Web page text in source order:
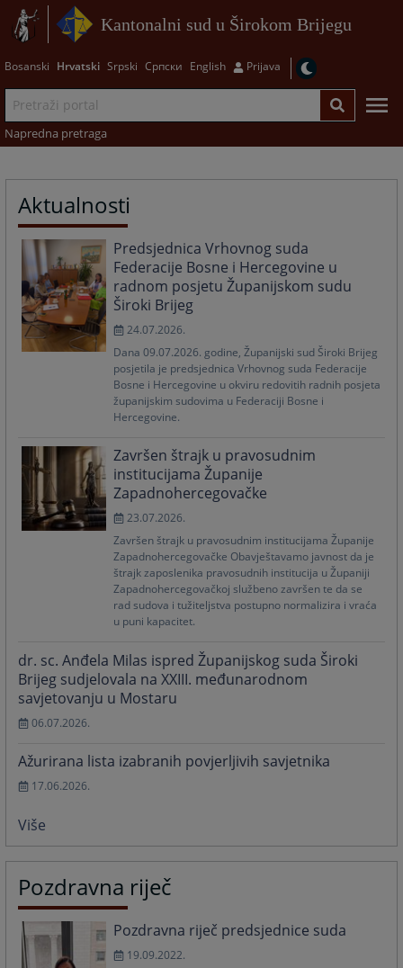
Kantonalni sud u Širokom Brijegu
Bosanski Hrvatski Srpski Српски English Prijava
Napredna pretraga
Aktualnosti
Predsjednica Vrhovnog suda
Federacije Bosne i Hercegovine u
radnom posjetu Županijskom sudu
Široki Brijeg
24.07.2026.
Dana 09.07.2026. godine, Županijski sud Široki Brijeg
posjetila je predsjednica Vrhovnog suda Federacije
Bosne i Hercegovine u okviru redovitih radnih posjeta
županijskim sudovima u Federaciji Bosne i
Hercegovine.
Završen štrajk u pravosudnim
institucijama Županije
Zapadnohercegovačke
23.07.2026.
Završen štrajk u pravosudnim institucijama Županije
Zapadnohercegovačke Obavještavamo javnost da je
štrajk zaposlenika pravosudnih institucija u Županiji
Zapadnohercegovačkoj službeno završen te da se
rad sudova i tužiteljstva postupno normalizira i vraća
u puni kapacitet.
dr. sc. Anđela Milas ispred Županijskog suda Široki
Brijeg sudjelovala na XXIII. međunarodnom
savjetovanju u Mostaru
06.07.2026.
Ažurirana lista izabranih povjerljivih savjetnika
17.06.2026.
Više
Pozdravna riječ
Pozdravna riječ predsjednice suda
19.09.2022.